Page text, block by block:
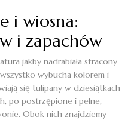
i wiosna:
i zapachów
jakby nadrabiała stracony
wybucha kolorem i
się tulipany w dziesiątkach
po postrzępione i pełne,
Obok nich znajdziemy